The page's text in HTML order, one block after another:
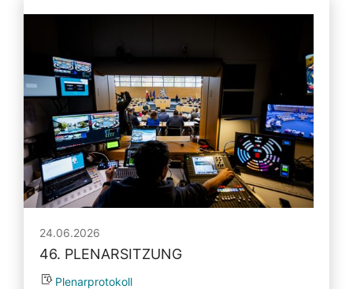
24.06.2026
46. PLENARSITZUNG
Plenarprotokoll